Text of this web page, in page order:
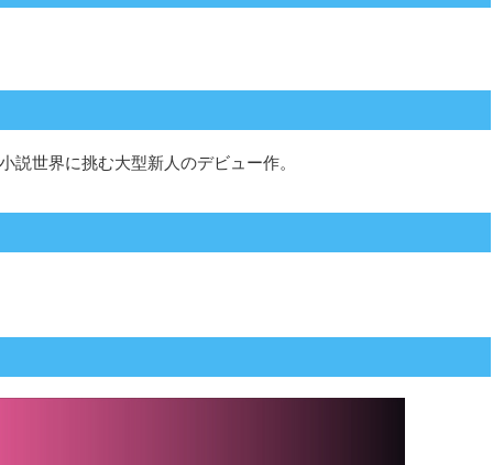
世界に挑む大型新人のデビュー作。